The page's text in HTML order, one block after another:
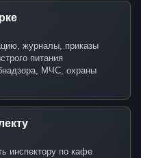
журналы, приказы
питания
МЧС, охраны
инспектору по кафе